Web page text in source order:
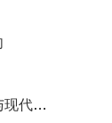
启示